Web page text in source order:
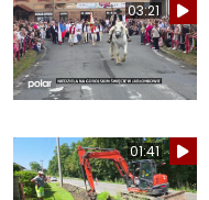
03:21
01:41